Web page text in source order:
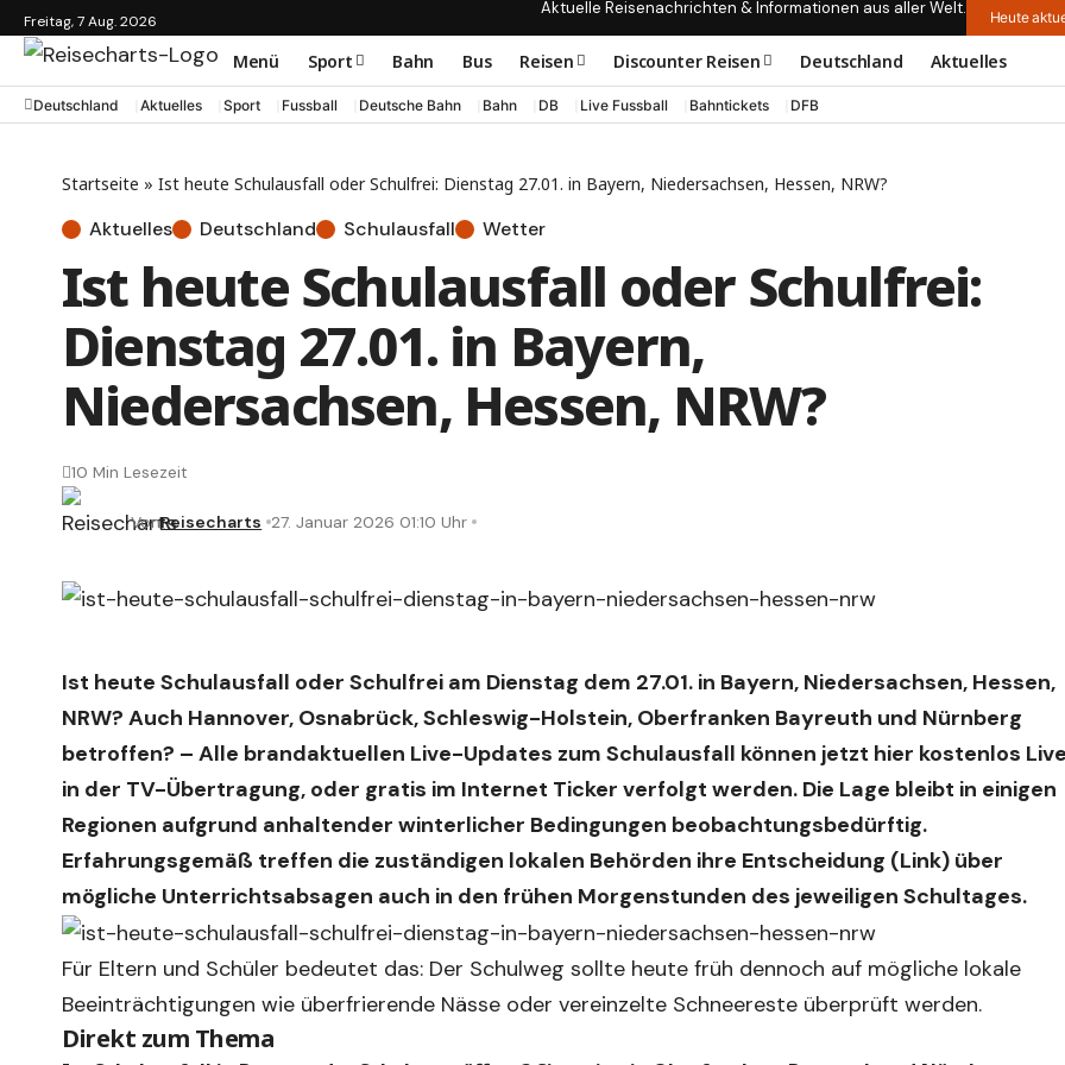
Freitag, 7 Aug. 2026
Aktuelle Reisenachrichten & Informationen aus aller Welt. Heute
Menü Sport Bahn Bus Reisen Discounter Reisen Deutschland Aktuelles
Deutschland Aktuelles Sport Fussball Deutsche Bahn Bahn DB Live Fussball Bahntickets DFB
Startseite » Ist heute Schulausfall oder Schulfrei: Dienstag 27.01. in Bayern, Niedersachsen, Hessen, NRW?
Aktuelles Deutschland Schulausfall Wetter
Ist heute Schulausfall oder Schulfrei:
Dienstag 27.01. in Bayern,
Niedersachsen, Hessen, NRW?
VonReisecharts 27. Januar 2026 01:10 Uhr
10 Min Lesezeit
Ist heute Schulausfall oder Schulfrei am Dienstag dem 27.01. in Bayern, Niedersachsen, Hessen,
NRW? Auch Hannover, Osnabrück, Schleswig-Holstein, Oberfranken Bayreuth und Nürnberg
betroffen? – Alle brandaktuellen Live-Updates zum Schulausfall können jetzt hier kostenlos
in der TV-Übertragung, oder gratis im Internet Ticker verfolgt werden. Die Lage bleibt in einigen
Regionen aufgrund anhaltender winterlicher Bedingungen beobachtungsbedürftig.
Erfahrungsgemäß treffen die zuständigen lokalen Behörden ihre Entscheidung (Link) über
mögliche Unterrichtsabsagen auch in den frühen Morgenstunden des jeweiligen Schultages.
Für Eltern und Schüler bedeutet das: Der Schulweg sollte heute früh dennoch auf mögliche lokale
Beeinträchtigungen wie überfrierende Nässe oder vereinzelte Schneereste überprüft werden.
Direkt zum Thema